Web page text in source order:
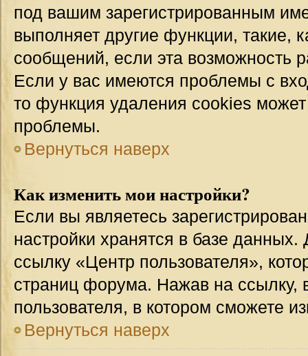
под вашим зарегистрированным
выполняет другие функции, такие,
сообщений, если эта возможность
Если у вас имеются проблемы с
то функция удаления cookies
проблемы.
Вернуться наверх
Как изменить мои настройки?
Если вы являетесь
настройки хранятся в базе
ссылку «Центр пользователя»,
страниц форума. Нажав на ссылку,
пользователя, в котором сможете
Вернуться наверх